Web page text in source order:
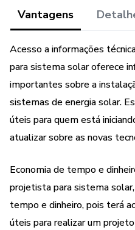
retorno sobre o
disso, são apresentados
configurados.
Outros tópicos incluem a
equipamentos, a
normatização e
gerenciamento do projeto.
O objetivo principal deste
uma compreensão
prepará-los para projetar e
solar de maneira segura,
Vantagens
Acesso a informações
para sistema solar oferece
importantes sobre a
sistemas de energia solar.
úteis para quem está
atualizar sobre as novas
Economia de tempo e
projetista para sistema
tempo e dinheiro, pois terá
úteis para realizar um projeto